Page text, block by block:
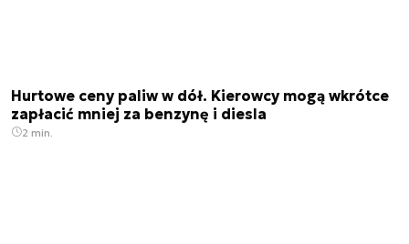
Hurtowe ceny paliw w dół. Kierowcy mogą wkrótce
zapłacić mniej za benzynę i diesla
2 min.